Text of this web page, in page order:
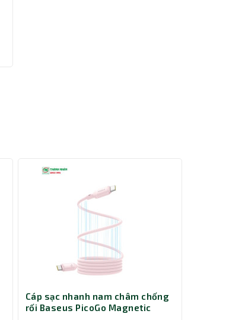
Cáp sạc nhanh nam châm chống
rối Baseus PicoGo Magnetic